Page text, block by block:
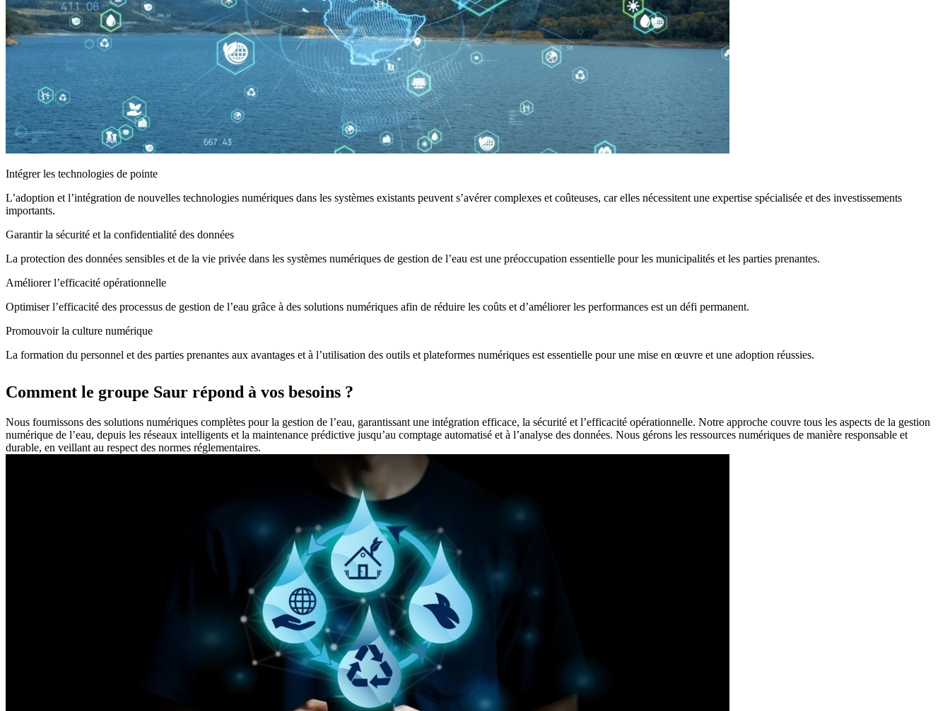
Intégrer les technologies de pointe
L’adoption et l’intégration de nouvelles technologies numériques dans les systèmes existants peuvent s’avérer complexes et coûteuses, car elles nécessitent une expertise spécialisée et des investissements
importants.
Garantir la sécurité et la confidentialité des données
La protection des données sensibles et de la vie privée dans les systèmes numériques de gestion de l’eau est une préoccupation essentielle pour les municipalités et les parties prenantes.
Améliorer l’efficacité opérationnelle
Optimiser l’efficacité des processus de gestion de l’eau grâce à des solutions numériques afin de réduire les coûts et d’améliorer les performances est un défi permanent.
Promouvoir la culture numérique
La formation du personnel et des parties prenantes aux avantages et à l’utilisation des outils et plateformes numériques est essentielle pour une mise en œuvre et une adoption réussies.
Comment le groupe Saur répond à vos besoins ?
Nous fournissons des solutions numériques complètes pour la gestion de l’eau, garantissant une intégration efficace, la sécurité et l’efficacité opérationnelle. Notre approche couvre tous les aspects de la gestion
numérique de l’eau, depuis les réseaux intelligents et la maintenance prédictive jusqu’au comptage automatisé et à l’analyse des données. Nous gérons les ressources numériques de manière responsable et
durable, en veillant au respect des normes réglementaires.